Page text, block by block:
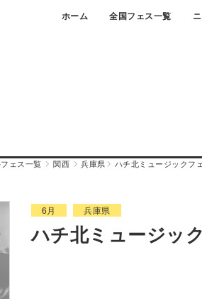
ホーム 全国フェス一覧
ェス一覧 関西 兵庫県 ハチ北ミュージックフ
6月 兵庫県
ハチ北ミュージッ